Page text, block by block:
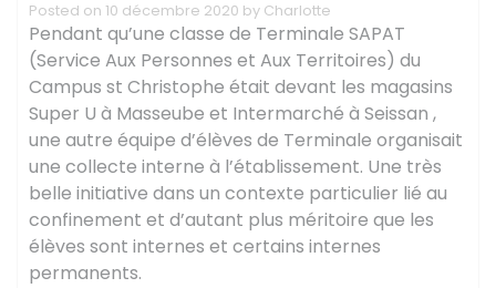
Posted on 10 décembre 2020 by Charlotte
Pendant qu’une classe de Terminale SAPAT
(Service Aux Personnes et Aux Territoires) du
Campus st Christophe était devant les magasins
Super U à Masseube et Intermarché à Seissan ,
une autre équipe d’élèves de Terminale organisait
une collecte interne à l’établissement. Une très
belle initiative dans un contexte particulier lié au
confinement et d’autant plus méritoire que les
élèves sont internes et certains internes
permanents.